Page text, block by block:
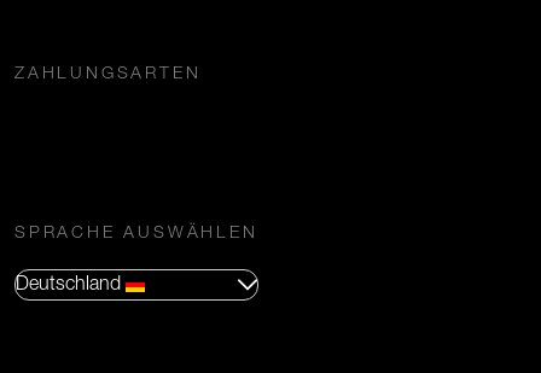
ZAHLUNGSARTEN
SPRACHE AUSWÄHLEN
Deutschland